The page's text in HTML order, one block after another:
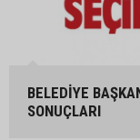
BELEDİYE
SONUÇLARI